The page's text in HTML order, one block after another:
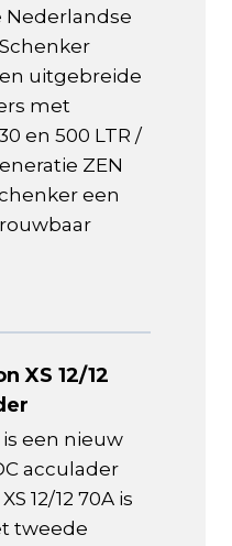
Nederlandse
uitgebreide
met
en 500 LTR /
ZEN
een
XS 12/12
is een nieuw
acculader
12/12 70A is
tweede